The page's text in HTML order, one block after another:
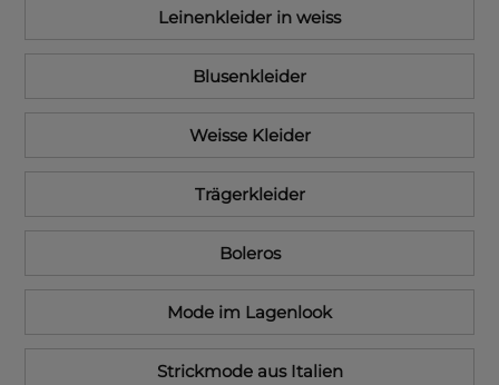
Leinenkleider in weiss
Blusenkleider
Weisse Kleider
Trägerkleider
Boleros
Mode im Lagenlook
Strickmode aus Italien